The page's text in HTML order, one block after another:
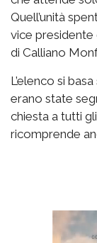
Quell’unità
vice presidente
di Calliano
L’elenco si
erano state
chiesta a tutti
ricomprende